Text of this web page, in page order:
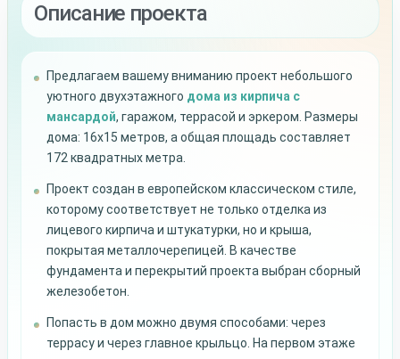
Описание проекта
Предлагаем вашему вниманию проект небольшого
уютного двухэтажного дома из кирпича с
мансардой, гаражом, террасой и эркером. Размеры
дома: 16х15 метров, а общая площадь составляет
172 квадратных метра.
Проект создан в европейском классическом стиле,
которому соответствует не только отделка из
лицевого кирпича и штукатурки, но и крыша,
покрытая металлочерепицей. В качестве
фундамента и перекрытий проекта выбран сборный
железобетон.
Попасть в дом можно двумя способами: через
террасу и через главное крыльцо. На первом этаже